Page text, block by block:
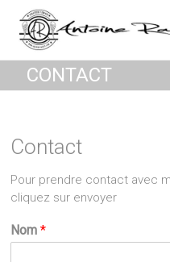
CONTACT
Contact
Pour prendre contact avec
cliquez sur envoyer
Nom*